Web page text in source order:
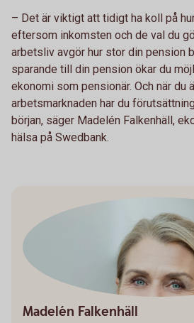
– Det är viktigt att tidigt ha koll på
eftersom inkomsten och de val du
arbetsliv avgör hur stor din pension
sparande till din pension ökar du
ekonomi som pensionär. Och när du
arbetsmarknaden har du
början, säger Madelén Falkenhäll,
hälsa på Swedbank.
Madelén Falkenhäll